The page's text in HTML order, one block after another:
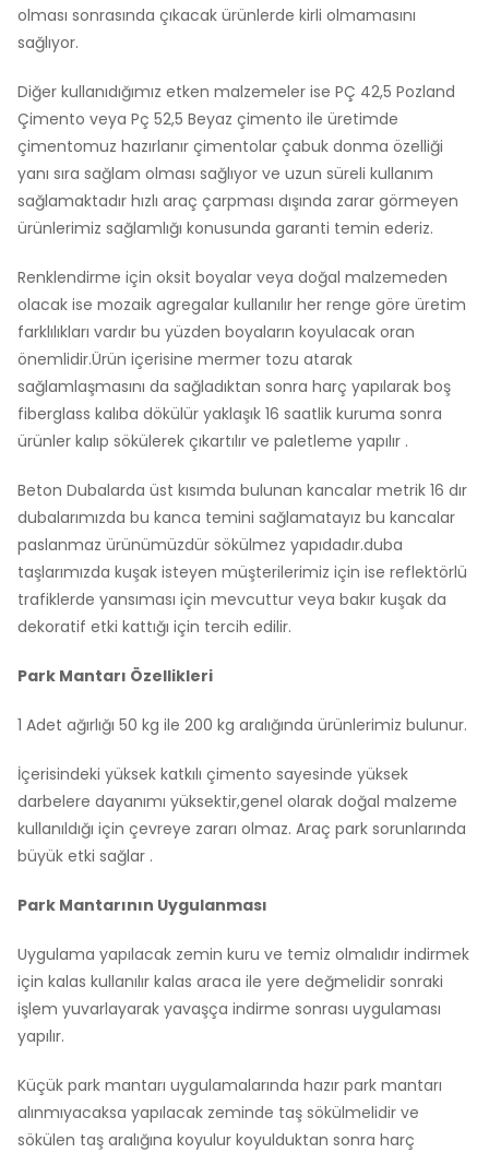
olması sonrasında çıkacak ürünlerde kirli olmamasını
sağlıyor.
Diğer kullanıdığımız etken malzemeler ise PÇ 42,5 Pozland
Çimento veya Pç 52,5 Beyaz çimento ile üretimde
çimentomuz hazırlanır çimentolar çabuk donma özelliği
yanı sıra sağlam olması sağlıyor ve uzun süreli kullanım
sağlamaktadır hızlı araç çarpması dışında zarar görmeyen
ürünlerimiz sağlamlığı konusunda garanti temin ederiz.
Renklendirme için oksit boyalar veya doğal malzemeden
olacak ise mozaik agregalar kullanılır her renge göre üretim
farklılıkları vardır bu yüzden boyaların koyulacak oran
önemlidir.Ürün içerisine mermer tozu atarak
sağlamlaşmasını da sağladıktan sonra harç yapılarak boş
fiberglass kalıba dökülür yaklaşık 16 saatlik kuruma sonra
ürünler kalıp sökülerek çıkartılır ve paletleme yapılır .
Beton Dubalarda üst kısımda bulunan kancalar metrik 16 dır
dubalarımızda bu kanca temini sağlamatayız bu kancalar
paslanmaz ürünümüzdür sökülmez yapıdadır.duba
taşlarımızda kuşak isteyen müşterilerimiz için ise reflektörlü
trafiklerde yansıması için mevcuttur veya bakır kuşak da
dekoratif etki kattığı için tercih edilir.
Park Mantarı Özellikleri
1 Adet ağırlığı 50 kg ile 200 kg aralığında ürünlerimiz bulunur.
İçerisindeki yüksek katkılı çimento sayesinde yüksek
darbelere dayanımı yüksektir,genel olarak doğal malzeme
kullanıldığı için çevreye zararı olmaz. Araç park sorunlarında
büyük etki sağlar .
Park Mantarının Uygulanması
Uygulama yapılacak zemin kuru ve temiz olmalıdır indirmek
için kalas kullanılır kalas araca ile yere değmelidir sonraki
işlem yuvarlayarak yavaşça indirme sonrası uygulaması
yapılır.
Küçük park mantarı uygulamalarında hazır park mantarı
alınmıyacaksa yapılacak zeminde taş sökülmelidir ve
sökülen taş aralığına koyulur koyulduktan sonra harç